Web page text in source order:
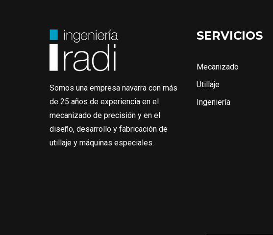
Somos una empresa navarra con más
de 25 años de experiencia en el
mecanizado de precisión y en el
diseño, desarrollo y fabricación de
utillaje y máquinas especiales.
SERVICIOS
Mecanizado
Utillaje
Ingeniería